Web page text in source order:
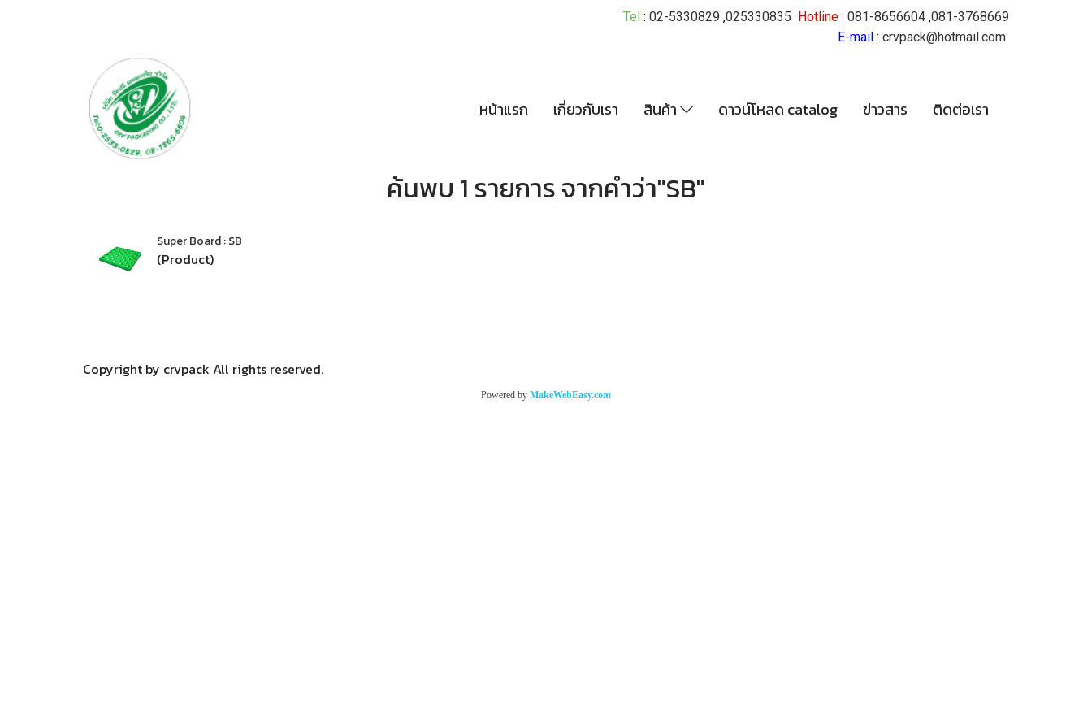
Tel : 02-5330829 ,025330835 Hotline : 081-8656604 ,081-3768669
E-mail : crvpack@hotmail.com
หน้าแรก เกี่ยวกับเรา สินค้า ดาวน์โหลด catalog ข่าวสาร ติดต่อเรา
ค้นพบ 1 รายการ จากคำว่า"SB"
Super Board : SB
(Product)
Copyright by crvpack All rights reserved.
Powered by MakeWebEasy.com